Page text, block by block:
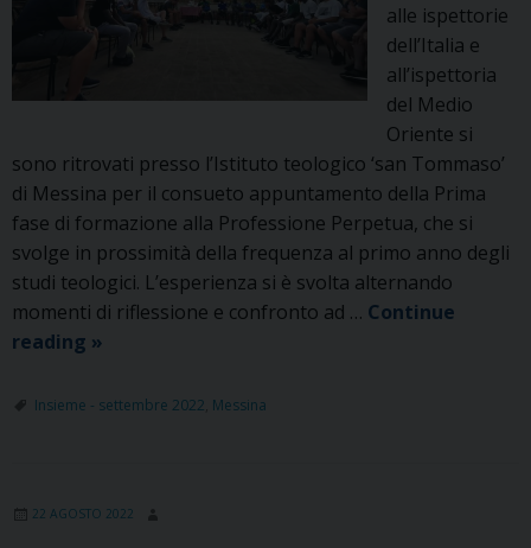
alle ispettorie
dell’Italia e
all’ispettoria
del Medio
Oriente si
sono ritrovati presso l’Istituto teologico ‘san Tommaso’
di Messina per il consueto appuntamento della Prima
fase di formazione alla Professione Perpetua, che si
svolge in prossimità della frequenza al primo anno degli
studi teologici. L’esperienza si è svolta alternando
momenti di riflessione e confronto ad … Continue
reading Prima
di
Perpetua
»
Insieme - settembre 2022 Messina
22 AGOSTO 2022